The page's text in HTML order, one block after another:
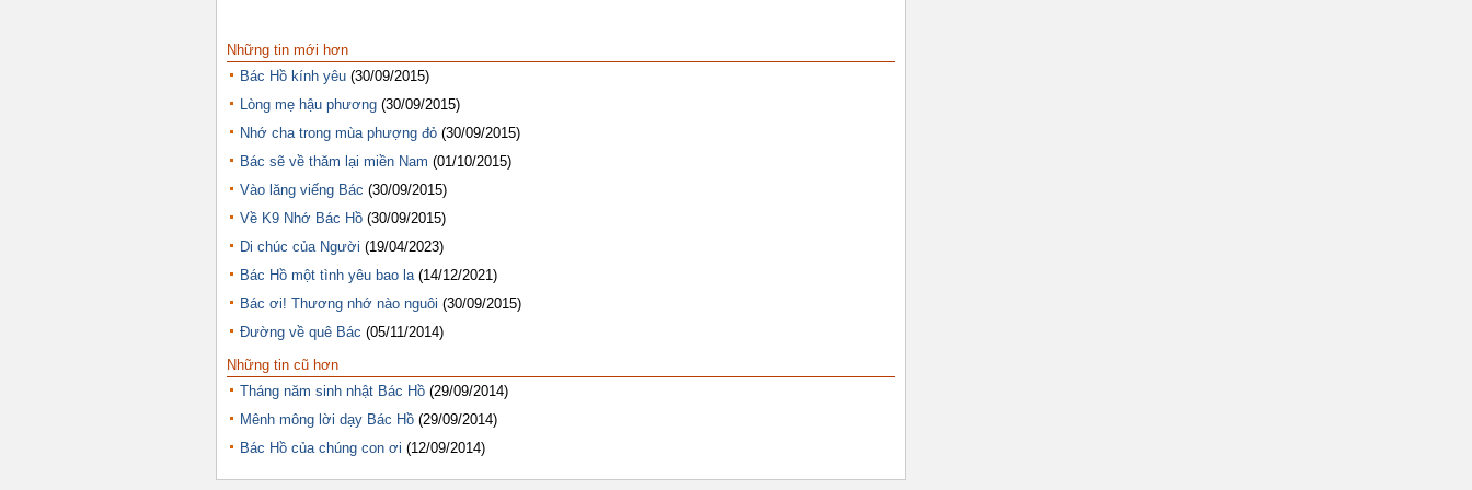
Những tin mới hơn
Bác Hồ kính yêu (30/09/2015)
Lòng mẹ hậu phương (30/09/2015)
Nhớ cha trong mùa phượng đỏ (30/09/2015)
Bác sẽ về thăm lại miền Nam (01/10/2015)
Vào lăng viếng Bác (30/09/2015)
Về K9 Nhớ Bác Hồ (30/09/2015)
Di chúc của Người (19/04/2023)
Bác Hồ một tình yêu bao la (14/12/2021)
Bác ơi! Thương nhớ nào nguôi (30/09/2015)
Đường về quê Bác (05/11/2014)
Những tin cũ hơn
Tháng năm sinh nhật Bác Hồ (29/09/2014)
Mênh mông lời dạy Bác Hồ (29/09/2014)
Bác Hồ của chúng con ơi (12/09/2014)